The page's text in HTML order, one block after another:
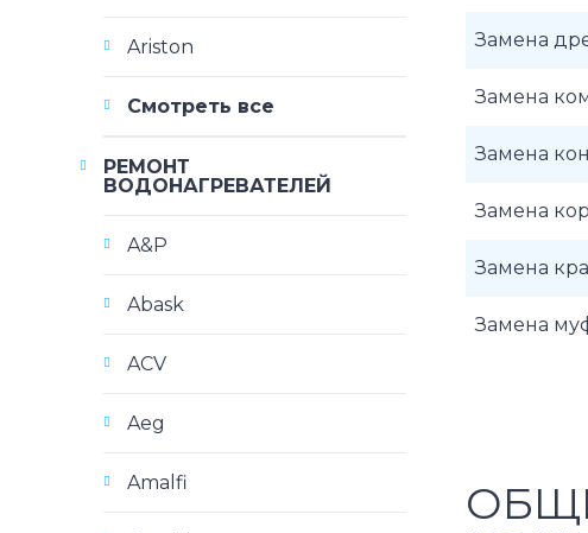
Замена
Замена
Замена
Замена
Замена
Замена
Ariston
Смотреть все
РЕМОНТ
ВОДОНАГРЕВАТЕЛЕЙ
A&P
Abask
ACV
Aeg
Amalfi